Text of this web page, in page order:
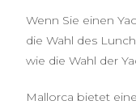
Wenn Sie einen
die Wahl des
wie die Wahl der
Mallorca bietet